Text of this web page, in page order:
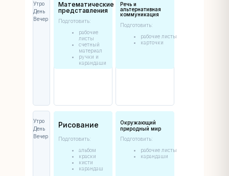
Подготовить:
рабочие
листы
счетный
материал
ручки и
карандаши
Математические
представления
Подготовить:
альбом
краски
кисти
карандаш
Рисование
Подготовить:
рабочие листы
карандаши
Окружающий
природный мир
Подготовить:
рабочие листы
карточки
Речь и
альтернативная
коммуникация
Утро
День
Вечер
Утро
День
Вечер